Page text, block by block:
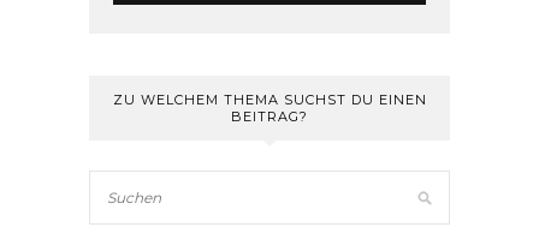
ZU WELCHEM THEMA SUCHST DU EINEN
BEITRAG?